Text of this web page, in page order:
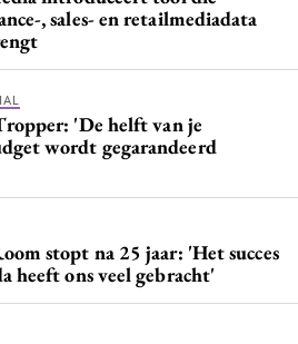
, sales- en retailmediadata
'De helft van je
wordt gegarandeerd
stopt na 25 jaar: 'Het succes
heeft ons veel gebracht'